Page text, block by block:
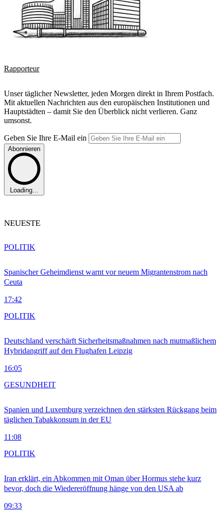
Rapporteur
Unser täglicher Newsletter, jeden Morgen direkt in Ihrem Postfach.
Mit aktuellen Nachrichten aus den europäischen Institutionen und
Hauptstädten – damit Sie den Überblick nicht verlieren. Ganz
umsonst.
Geben Sie Ihre E-Mail ein
Abonnieren
Loading...
NEUESTE
Spanischer Geheimdienst warnt vor neuem Migrantenstrom nach
Ceuta
17:42
POLITIK
Deutschland verschärft Sicherheitsmaßnahmen nach mutmaßlichem
Hybridangriff auf den Flughafen Leipzig
16:05
POLITIK
Spanien und Luxemburg verzeichnen den stärksten Rückgang beim
täglichen Tabakkonsum in der EU
11:08
GESUNDHEIT
Iran erklärt, ein Abkommen mit Oman über Hormus stehe kurz
bevor, doch die Wiedereröffnung hänge von den USA ab
09:33
POLITIK